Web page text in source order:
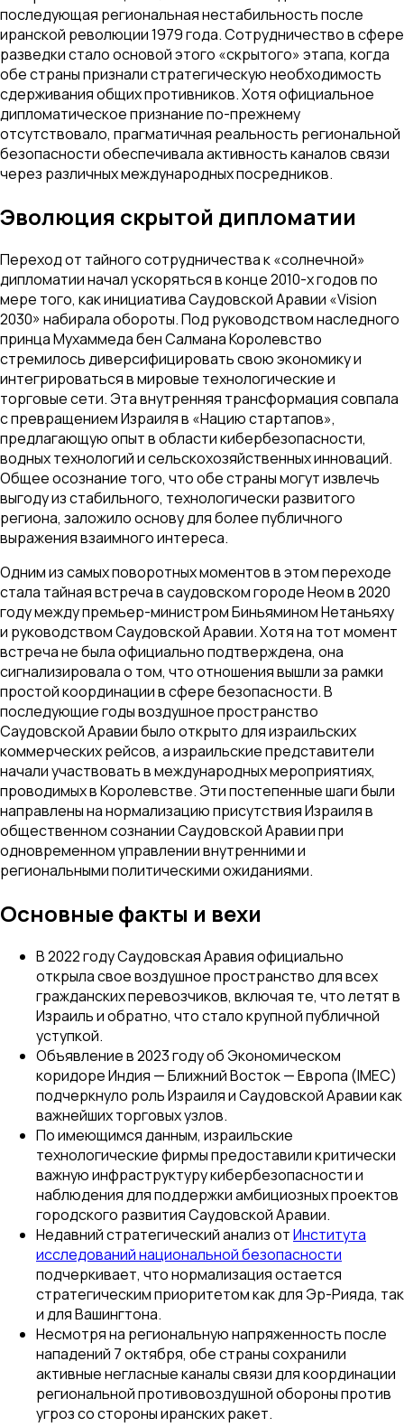
последующая региональная нестабильность после
иранской революции 1979 года. Сотрудничество в сфере
разведки стало основой этого «скрытого» этапа, когда
обе страны признали стратегическую необходимость
сдерживания общих противников. Хотя официальное
дипломатическое признание по-прежнему
отсутствовало, прагматичная реальность региональной
безопасности обеспечивала активность каналов связи
через различных международных посредников.
Эволюция скрытой дипломатии
Переход от тайного сотрудничества к «солнечной»
дипломатии начал ускоряться в конце 2010-х годов по
мере того, как инициатива Саудовской Аравии «Vision
2030» набирала обороты. Под руководством наследного
принца Мухаммеда бен Салмана Королевство
стремилось диверсифицировать свою экономику и
интегрироваться в мировые технологические и
торговые сети. Эта внутренняя трансформация совпала
с превращением Израиля в «Нацию стартапов»,
предлагающую опыт в области кибербезопасности,
водных технологий и сельскохозяйственных инноваций.
Общее осознание того, что обе страны могут извлечь
выгоду из стабильного, технологически развитого
региона, заложило основу для более публичного
выражения взаимного интереса.
Одним из самых поворотных моментов в этом переходе
стала тайная встреча в саудовском городе Неом в 2020
году между премьер-министром Биньямином Нетаньяху
и руководством Саудовской Аравии. Хотя на тот момент
встреча не была официально подтверждена, она
сигнализировала о том, что отношения вышли за рамки
простой координации в сфере безопасности. В
последующие годы воздушное пространство
Саудовской Аравии было открыто для израильских
коммерческих рейсов, а израильские представители
начали участвовать в международных мероприятиях,
проводимых в Королевстве. Эти постепенные шаги были
направлены на нормализацию присутствия Израиля в
общественном сознании Саудовской Аравии при
одновременном управлении внутренними и
региональными политическими ожиданиями.
Основные факты и вехи
В 2022 году Саудовская Аравия официально
открыла свое воздушное пространство для всех
гражданских перевозчиков, включая те, что летят в
Израиль и обратно, что стало крупной публичной
уступкой.
Объявление в 2023 году об Экономическом
коридоре Индия — Ближний Восток — Европа (IMEC)
подчеркнуло роль Израиля и Саудовской Аравии как
важнейших торговых узлов.
По имеющимся данным, израильские
технологические фирмы предоставили критически
важную инфраструктуру кибербезопасности и
наблюдения для поддержки амбициозных проектов
городского развития Саудовской Аравии.
Недавний стратегический анализ отИнститута
исследований национальной безопасности
подчеркивает, что нормализация остается
стратегическим приоритетом как для Эр-Рияда, так
и для Вашингтона.
Несмотря на региональную напряженность после
нападений 7 октября, обе страны сохранили
активные негласные каналы связи для координации
региональной противовоздушной обороны против
угроз со стороны иранских ракет.